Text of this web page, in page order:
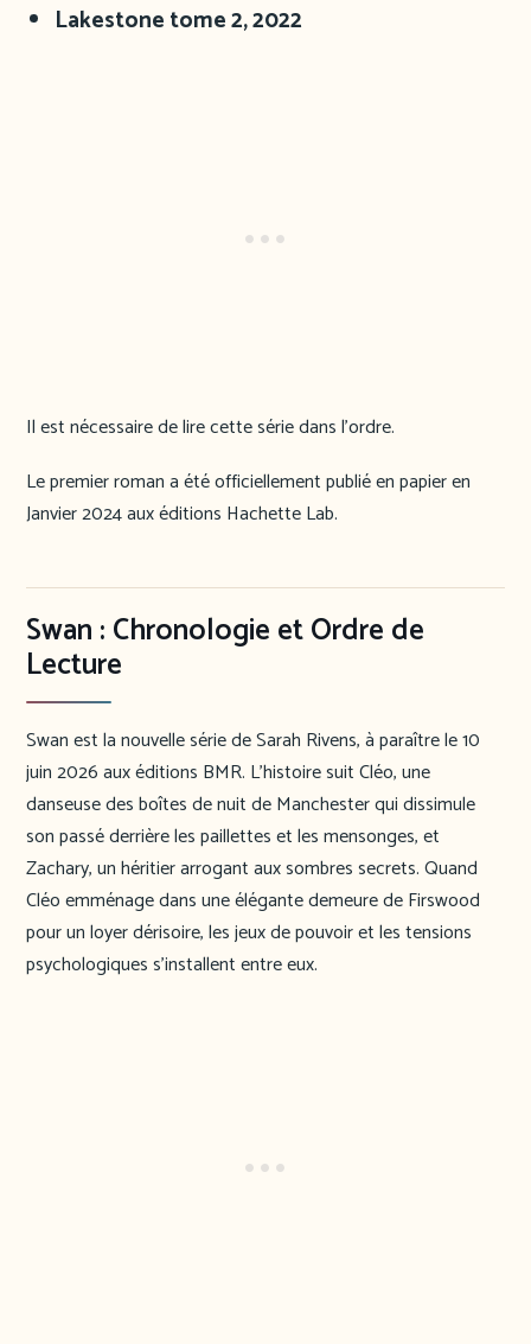
Lakestone tome 2, 2022
Il est nécessaire de lire cette série dans l’ordre.
Le premier roman a été officiellement publié en papier en
Janvier 2024 aux éditions Hachette Lab.
Swan : Chronologie et Ordre de
Lecture
Swan est la nouvelle série de Sarah Rivens, à paraître le 10
juin 2026 aux éditions BMR. L’histoire suit Cléo, une
danseuse des boîtes de nuit de Manchester qui dissimule
son passé derrière les paillettes et les mensonges, et
Zachary, un héritier arrogant aux sombres secrets. Quand
Cléo emménage dans une élégante demeure de Firswood
pour un loyer dérisoire, les jeux de pouvoir et les tensions
psychologiques s’installent entre eux.